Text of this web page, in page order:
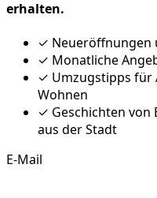
erhalten.
✓ Neueröffnungen
✓ Monatliche
✓ Umzugstipps für
Wohnen
✓ Geschichten
aus der Stadt
E-Mail